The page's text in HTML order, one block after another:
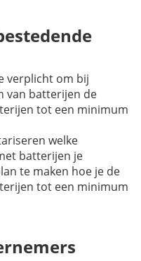
verplicht om bij
van batterijen de
tot een minimum
welke
batterijen je
te maken hoe je de
tot een minimum